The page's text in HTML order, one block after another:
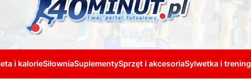
i kalorieSiłowniaSuplementySprzęt i akcesoriaSylwetka i trening